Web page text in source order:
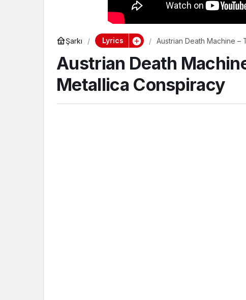
Şarkı Lyrics Austrian Death Machine –
Austrian Death
Metallica Conspiracy